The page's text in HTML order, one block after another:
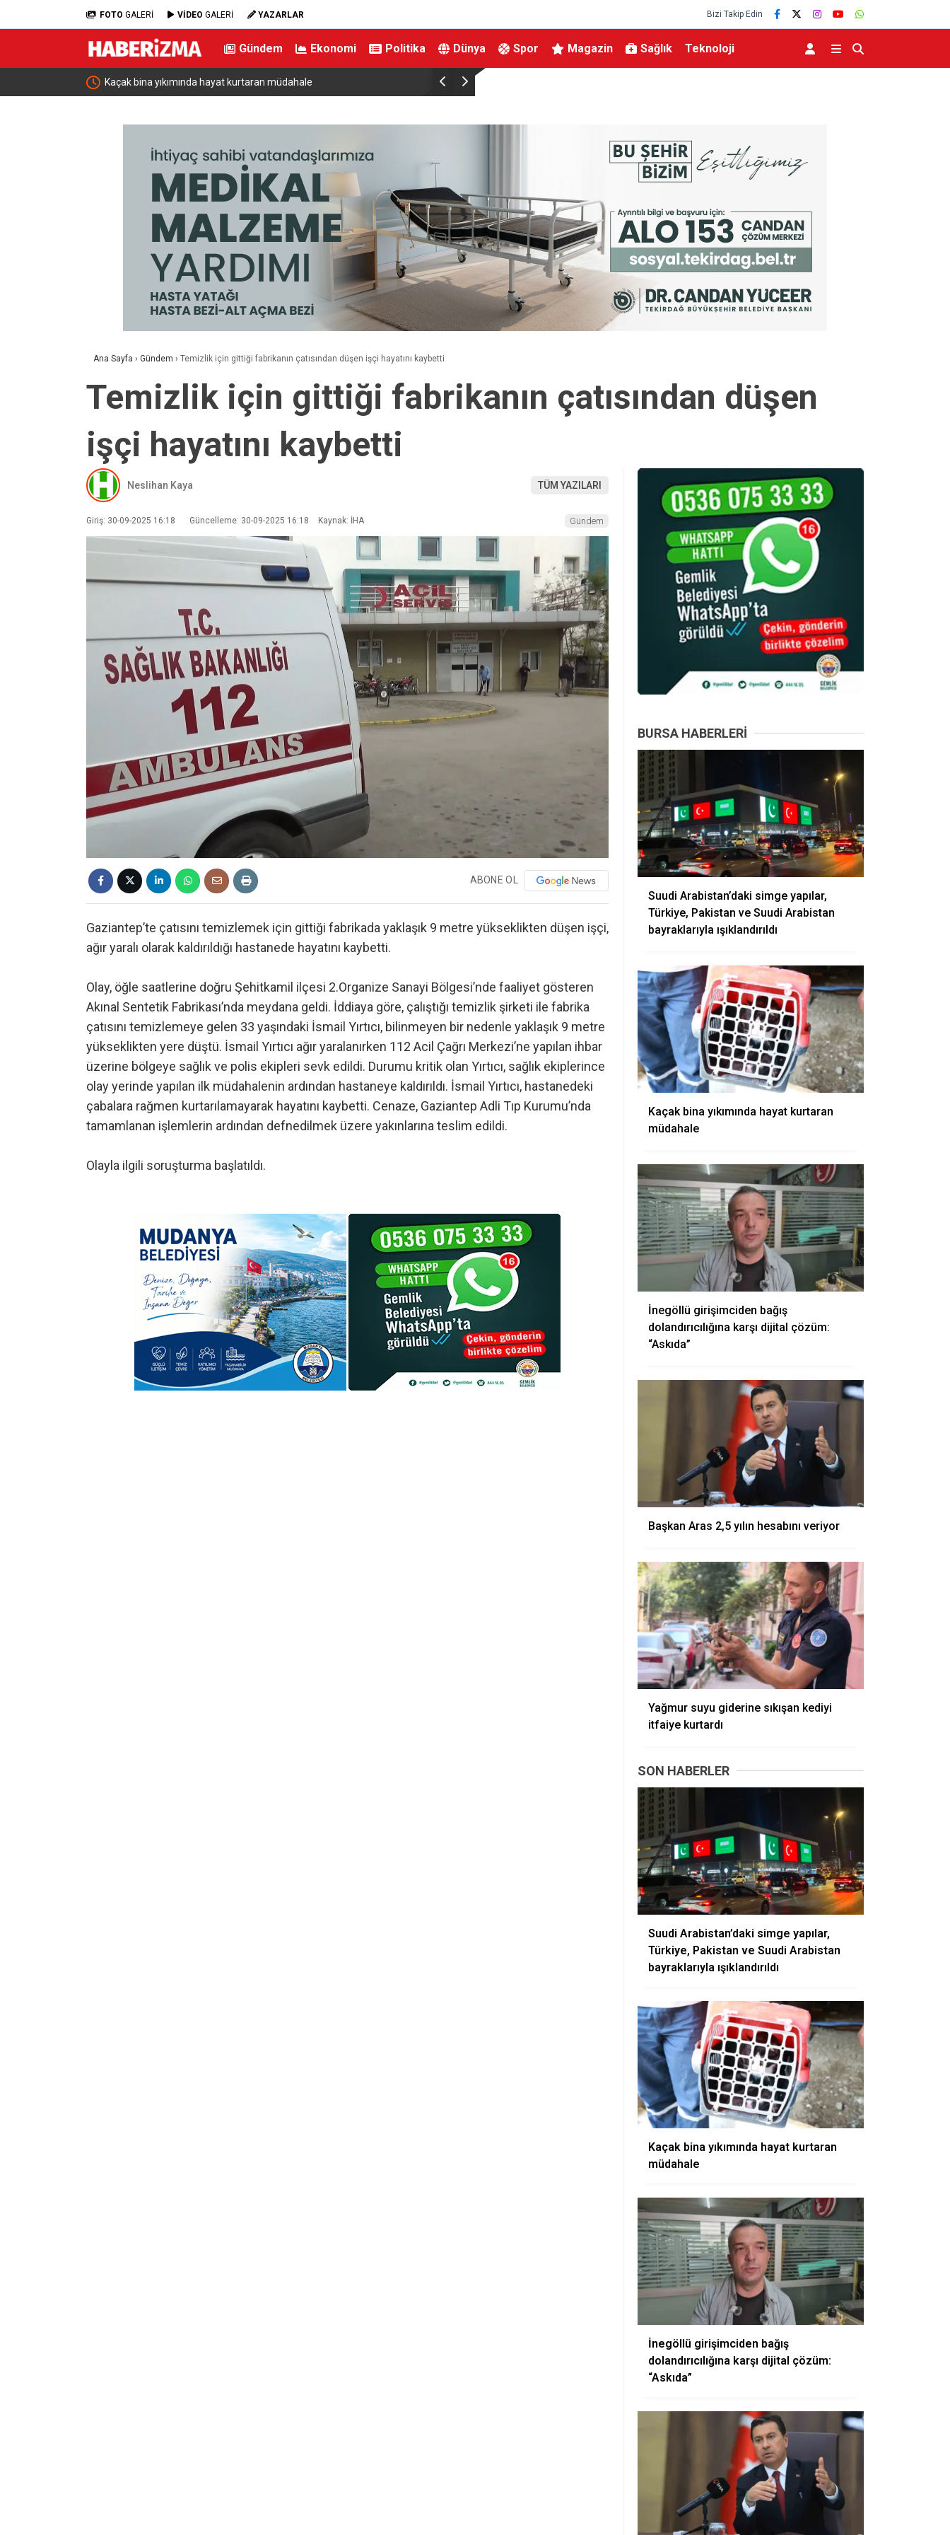
FOTO GALERİ VİDEO GALERİ YAZARLAR Bizi Takip Edin
Gündem Ekonomi Politika Dünya Spor Magazin Sağlık Teknoloji
Kaçak bina yıkımında hayat kurtaran müdahale İnegöllü girişimciden bağış dolandırıcılığına karşı dijital çözüm: “Askıda”
Ana Sayfa › Gündem › Temizlik için gittiği fabrikanın çatısından düşen işçi hayatını kaybetti
Temizlik için gittiği fabrikanın çatısından düşen
işçi hayatını kaybetti
Neslihan Kaya TÜM YAZILARI
Giriş: 30-09-2025 16:18 Güncelleme: 30-09-2025 16:18 Kaynak: İHA Gündem
ABONE OL
Gaziantep’te çatısını temizlemek için gittiği fabrikada yaklaşık 9 metre yükseklikten düşen işçi,
ağır yaralı olarak kaldırıldığı hastanede hayatını kaybetti.
Olay, öğle saatlerine doğru Şehitkamil ilçesi 2.Organize Sanayi Bölgesi’nde faaliyet gösteren
Akınal Sentetik Fabrikası’nda meydana geldi. İddiaya göre, çalıştığı temizlik şirketi ile fabrika
çatısını temizlemeye gelen 33 yaşındaki İsmail Yırtıcı, bilinmeyen bir nedenle yaklaşık 9 metre
yükseklikten yere düştü. İsmail Yırtıcı ağır yaralanırken 112 Acil Çağrı Merkezi’ne yapılan ihbar
üzerine bölgeye sağlık ve polis ekipleri sevk edildi. Durumu kritik olan Yırtıcı, sağlık ekiplerince
olay yerinde yapılan ilk müdahalenin ardından hastaneye kaldırıldı. İsmail Yırtıcı, hastanedeki
çabalara rağmen kurtarılamayarak hayatını kaybetti. Cenaze, Gaziantep Adli Tıp Kurumu’nda
tamamlanan işlemlerin ardından defnedilmek üzere yakınlarına teslim edildi.
Olayla ilgili soruşturma başlatıldı.
BURSA HABERLERI
Suudi Arabistan’daki simge yapılar,
Türkiye, Pakistan ve Suudi Arabistan
bayraklarıyla ışıklandırıldı
Kaçak bina yıkımında hayat kurtaran
müdahale
İnegöllü girişimciden bağış
dolandırıcılığına karşı dijital çözüm:
“Askıda”
Başkan Aras 2,5 yılın hesabını veriyor
Yağmur suyu giderine sıkışan kediyi
itfaiye kurtardı
SON HABERLER
Suudi Arabistan’daki simge yapılar,
Türkiye, Pakistan ve Suudi Arabistan
bayraklarıyla ışıklandırıldı
Kaçak bina yıkımında hayat kurtaran
müdahale
İnegöllü girişimciden bağış
dolandırıcılığına karşı dijital çözüm:
“Askıda”